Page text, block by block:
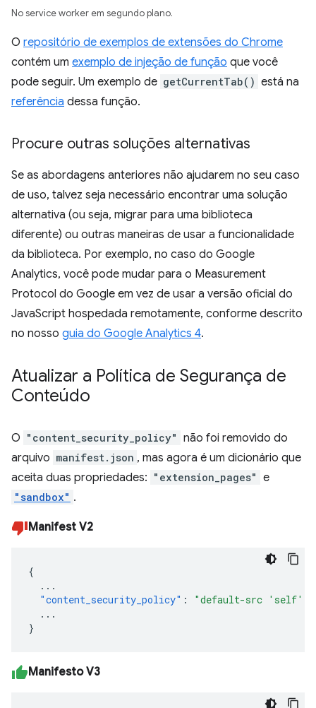
No service worker em segundo plano.
O repositório de exemplos de extensões do Chrome
contém um exemplo de injeção de função que você
pode seguir. Um exemplo de getCurrentTab() está na
referência dessa função.
Procure outras soluções alternativas
Se as abordagens anteriores não ajudarem no seu caso
de uso, talvez seja necessário encontrar uma solução
alternativa (ou seja, migrar para uma biblioteca
diferente) ou outras maneiras de usar a funcionalidade
da biblioteca. Por exemplo, no caso do Google
Analytics, você pode mudar para o Measurement
Protocol do Google em vez de usar a versão oficial do
JavaScript hospedada remotamente, conforme descrito
no nosso guia do Google Analytics 4.
Atualizar a Política de Segurança de
Conteúdo
O "content_security_policy" não foi removido do
arquivo manifest.json , mas agora é um dicionário que
aceita duas propriedades: "extension_pages" e
"sandbox" .
Manifest V2
{
...
"content_security_policy" :
"default-src 'self'"
...
}
Manifesto V3